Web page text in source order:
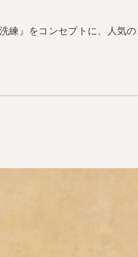
練』をコンセプトに、人気